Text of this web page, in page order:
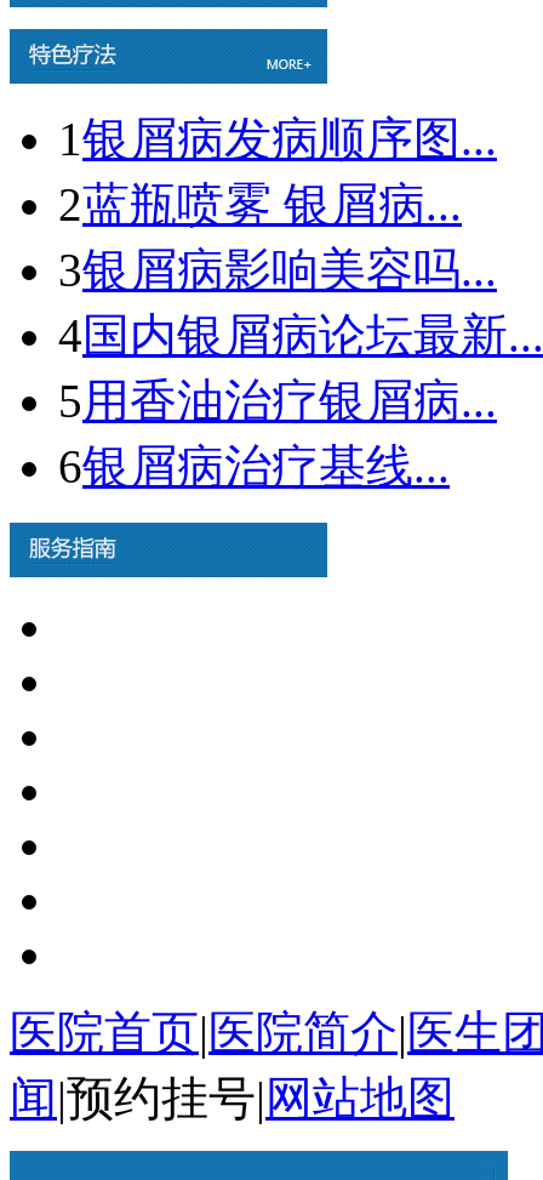
1银屑病发病顺序图...
2蓝瓶喷雾 银屑病...
3银屑病影响美容吗...
4国内银屑病论坛最新...
5用香油治疗银屑病...
6银屑病治疗基线...
医院首页|医院简介|医生
闻|预约挂号| 网站地图